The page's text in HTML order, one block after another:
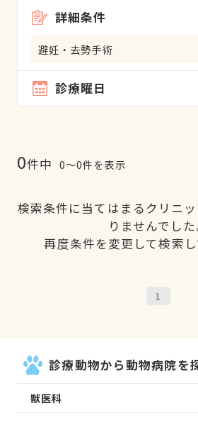
詳細条件
避妊・去勢手術
診療曜日
0件中 0〜0件を表示
検索条件に当てはまるクリニ
りませんでした
再度条件を変更して検索し
1
診療動物から動物病院を
獣医科